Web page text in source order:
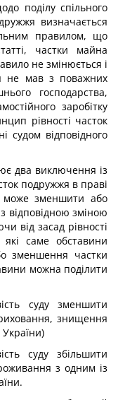
поділу спільного
визначається
правилом, що
частки майна
не змінюється і
не мав з поважних
господарства,
заробітку
рівності часток
судом відповідного
два виключення із
подружжя в праві
може зменшити або
відповідною зміною
від засад рівності
саме обставини
зменшення частки
можна поділити
суду зменшити
знищення
України)
суду збільшити
з одним із